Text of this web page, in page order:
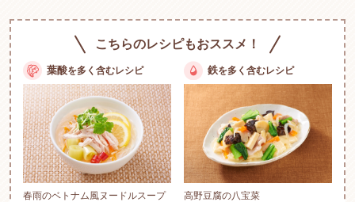
こちらのレシピもおススメ！
葉酸を多く含むレシピ
春雨のベトナム風ヌードルスープ
鉄を多く含むレシピ
高野豆腐の八宝菜